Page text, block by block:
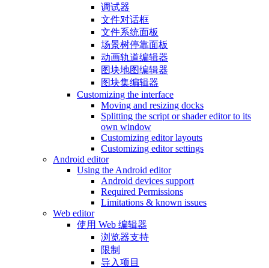
调试器
文件对话框
文件系统面板
场景树停靠面板
动画轨道编辑器
图块地图编辑器
图块集编辑器
Customizing the interface
Moving and resizing docks
Splitting the script or shader editor to its
own window
Customizing editor layouts
Customizing editor settings
Android editor
Using the Android editor
Android devices support
Required Permissions
Limitations & known issues
Web editor
使用 Web 编辑器
浏览器支持
限制
导入项目